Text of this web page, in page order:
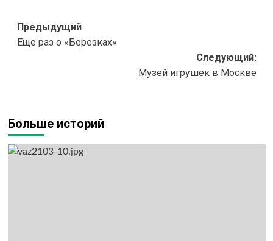
Навигация
записи
Предыдущий
Еще раз о «Березках»
Следующий:
Музей игрушек в Москве
Больше историй